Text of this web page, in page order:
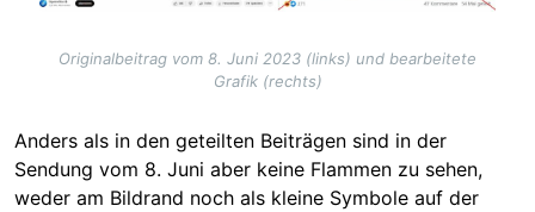
Originalbeitrag vom 8. Juni 2023 (links) und bearbeitete
Grafik (rechts)
Anders als in den geteilten Beiträgen sind in der
Sendung vom 8. Juni aber keine Flammen zu sehen,
weder am Bildrand noch als kleine Symbole auf der